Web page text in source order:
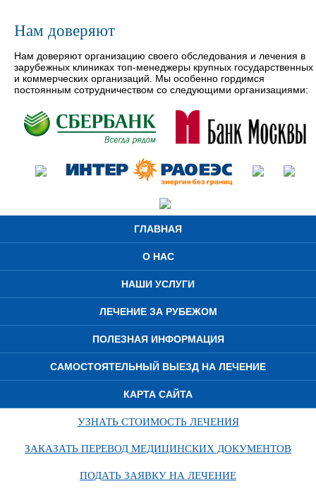
Нам доверяют
Нам доверяют организацию своего обследования и лечения в
зарубежных клиниках топ-менеджеры крупных государственных
и коммерческих организаций. Мы особенно гордимся
постоянным сотрудничеством со следующими организациями:
ГЛАВНАЯ
О НАС
НАШИ УСЛУГИ
ЛЕЧЕНИЕ ЗА РУБЕЖОМ
ПОЛЕЗНАЯ ИНФОРМАЦИЯ
САМОСТОЯТЕЛЬНЫЙ ВЫЕЗД НА ЛЕЧЕНИЕ
КАРТА САЙТА
УЗНАТЬ СТОИМОСТЬ ЛЕЧЕНИЯ
ЗАКАЗАТЬ ПЕРЕВОД МЕДИЦИНСКИХ ДОКУМЕНТОВ
ПОДАТЬ ЗАЯВКУ НА ЛЕЧЕНИЕ